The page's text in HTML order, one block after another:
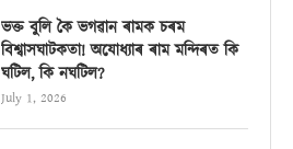
ভক্ত বুলি কৈ ভগৱান ৰামক চৰম
বিশ্বাসঘাটকতা! অযোধ্যাৰ ৰাম মন্দিৰত কি
ঘটিল, কি নঘটিল?
July 1, 2026